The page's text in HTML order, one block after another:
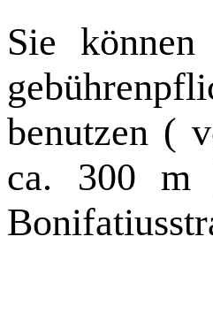
Sie
benutzen (
ca. 300 m